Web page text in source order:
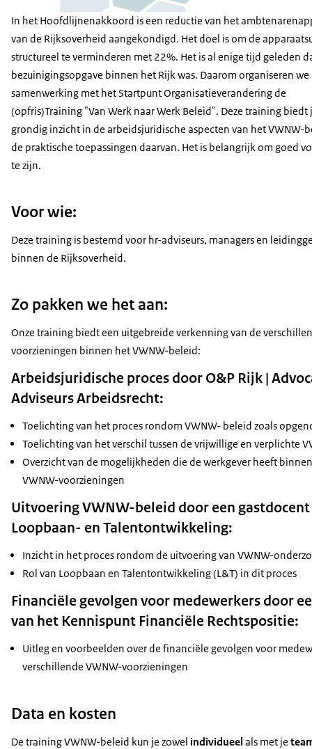
In het Hoofdlijnenakkoord is een reductie van het
van de Rijksoverheid aangekondigd. Het doel is om de
structureel te verminderen met 22%. Het is al enige tijd geleden
bezuinigingsopgave binnen het Rijk was. Daarom organiseren we
samenwerking met het Startpunt Organisatieverandering de
(opfris)Training "Van Werk naar Werk Beleid". Deze training biedt
grondig inzicht in de arbeidsjuridische aspecten van het VWNW-
de praktische toepassingen daarvan. Het is belangrijk om goed
te zijn.
Voor wie:
Deze training is bestemd voor hr-adviseurs, managers en
binnen de Rijksoverheid.
Zo pakken we het aan:
Onze training biedt een uitgebreide verkenning van de
voorzieningen binnen het VWNW-beleid:
Arbeidsjuridische proces door O&P Rijk |
Adviseurs Arbeidsrecht:
Toelichting van het proces rondom VWNW- beleid zoals
Toelichting van het verschil tussen de vrijwillige en verplichte
Overzicht van de mogelijkheden die de werkgever heeft
VWNW-voorzieningen
Uitvoering VWNW-beleid door een gastdocent
Loopbaan- en Talentontwikkeling:
Inzicht in het proces rondom de uitvoering van VWNW-
Rol van Loopbaan en Talentontwikkeling (L&T) in dit proces
Financiële gevolgen voor medewerkers door
van het Kennispunt Financiële Rechtspositie:
Uitleg en voorbeelden over de financiële gevolgen voor
verschillende VWNW-voorzieningen
Data en kosten
De training VWNW-beleid kun je zowel individueel als met je